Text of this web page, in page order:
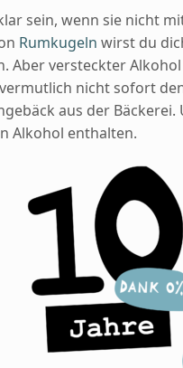
sein, wenn sie nicht
Rumkugeln wirst du
Aber versteckter
nicht sofort
aus der Bäckerei.
Alkohol enthalten.